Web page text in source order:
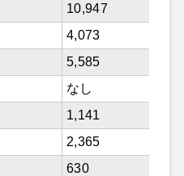
10,947
4,073
5,585
なし
1,141
2,365
630